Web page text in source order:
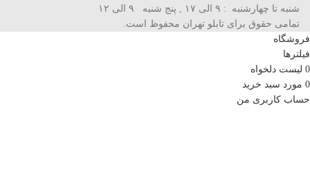
شنبه تا چهارشنبه : ۹ الی ۱۷ , پنج شنبه ۹ الی ۱۲
تمامی حقوق برای تابلو تهران محفوظ است.
فروشگاه
فیلترها
0 لیست دلخواه
0 مورد سبد خرید
حساب کاربری من